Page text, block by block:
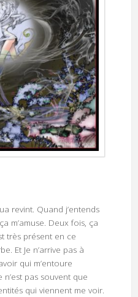
revint. Quand j’entends
m’amuse. Deux fois, ça
très présent en ce
Et Je n’arrive pas à
qui m’entoure
pas souvent que
qui viennent me voir.